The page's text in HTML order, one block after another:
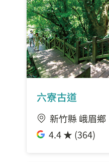
六寮古道
新竹縣 峨眉鄉
4.4 ★ (364)